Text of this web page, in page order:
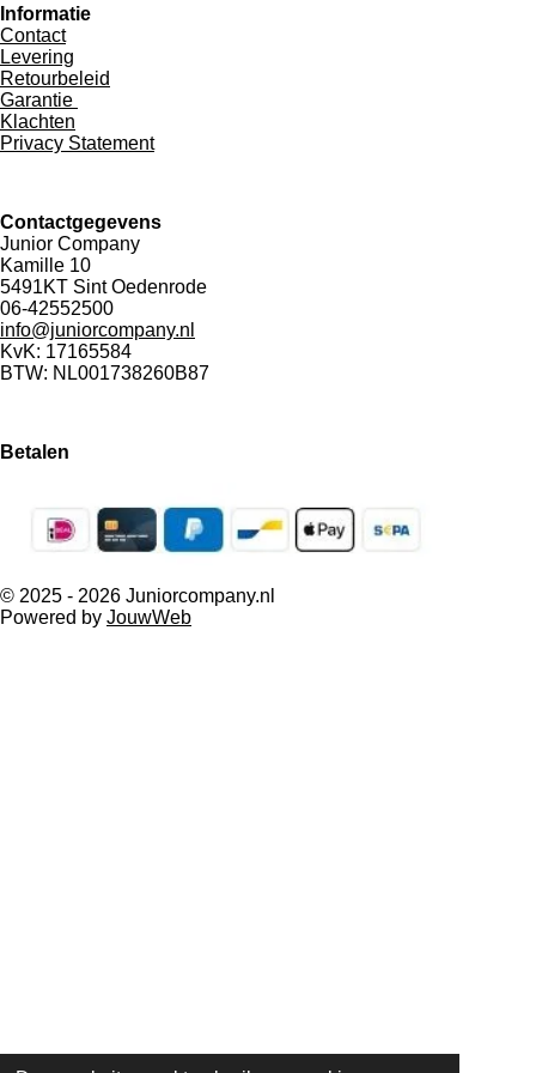
Informatie
Contact
Levering
Retourbeleid
Garantie
Klachten
Privacy Statement
Contactgegevens
Junior Company
Kamille 10
5491KT Sint Oedenrode
06-42552500
info@juniorcompany.nl
KvK: 17165584
BTW: NL001738260B87
Betalen
© 2025 - 2026 Juniorcompany.nl
Powered by JouwWeb